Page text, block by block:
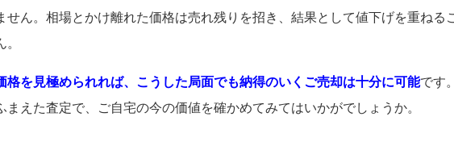
せん。相場とかけ離れた価格は売れ残りを招き、結果として値下げを重ねる
格を見極められれば、こうした局面でも納得のいくご売却は十分に可能です。
まえた査定で、ご自宅の今の価値を確かめてみてはいかがでしょうか。